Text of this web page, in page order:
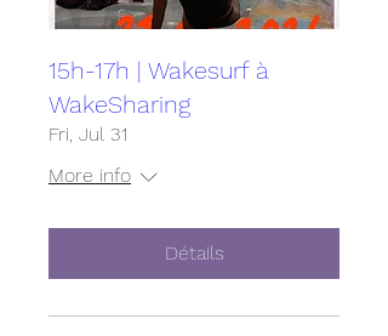
15h-17h | Wakesurf à
WakeSharing
Fri, Jul 31
More info
Détails